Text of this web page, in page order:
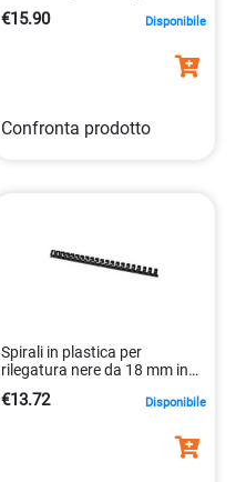
€15.90 Disponibile
Confronta prodotto
Spirali in plastica per
rilegatura nere da 18 mm in
€13.72 Disponibile